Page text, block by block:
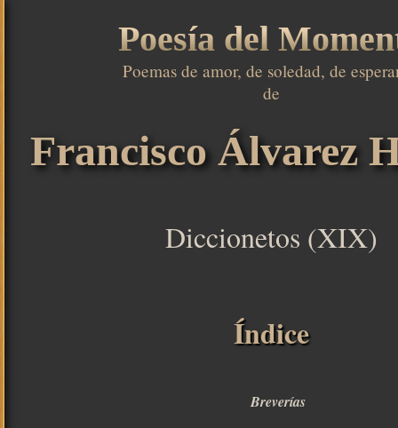
Poesía del
Poemas de amor, de soledad, de
de
Francisco Álvarez
Diccionetos (XIX)
Índice
Breverías